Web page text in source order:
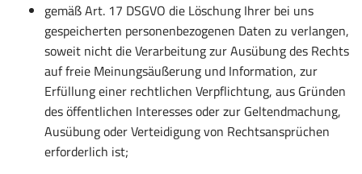
gemäß Art. 17 DSGVO die Löschung Ihrer bei uns
gespeicherten personenbezogenen Daten zu verlangen,
soweit nicht die Verarbeitung zur Ausübung des Rechts
auf freie Meinungsäußerung und Information, zur
Erfüllung einer rechtlichen Verpflichtung, aus Gründen
des öffentlichen Interesses oder zur Geltendmachung,
Ausübung oder Verteidigung von Rechtsansprüchen
erforderlich ist;